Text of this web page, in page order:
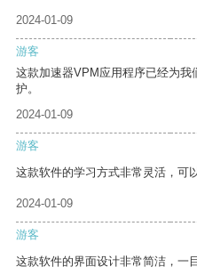
2024-01-09
游客
这款加速器VPM应用程序已经为
护。
2024-01-09
游客
这款软件的学习方式非常灵活，可
2024-01-09
游客
这款软件的界面设计非常简洁，一